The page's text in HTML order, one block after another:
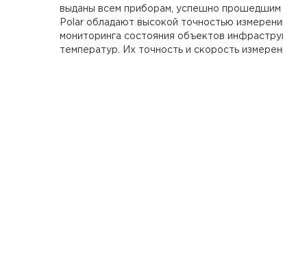
выданы всем приборам, успешно прошедшим
Polar обладают высокой точностью
мониторинга состояния объектов
температур. Их точность и скорость